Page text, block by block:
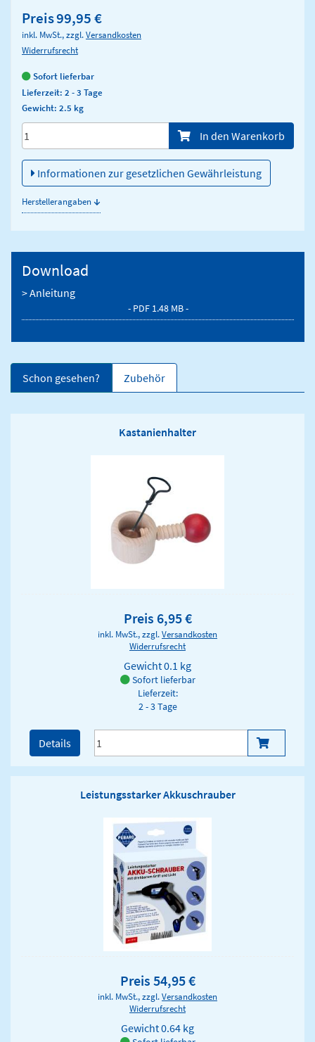
Preis99,95 €
inkl. MwSt., zzgl.Versandkosten
Widerrufsrecht
Sofort lieferbar
Lieferzeit: 2 - 3 Tage
Gewicht: 2.5 kg
Menge/Pieces In den Warenkorb
Informationen zur gesetzlichen Gewährleistung
Herstellerangaben↓
Download
> Anleitung
- PDF 1.48 MB -
Schon gesehen? Zubehör
Kastanienhalter
Preis 6,95 €
inkl. MwSt., zzgl.Versandkosten
Widerrufsrecht
Gewicht0.1 kg
Sofort lieferbar
Lieferzeit:
2 - 3 Tage
Details
Leistungsstarker Akkuschrauber
Preis 54,95 €
inkl. MwSt., zzgl.Versandkosten
Widerrufsrecht
Gewicht0.64 kg